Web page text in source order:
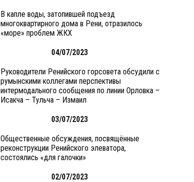
В капле воды, затопившей подъезд
многоквартирного дома в Рени, отразилось
«море» проблем ЖКХ
04/07/2023
Руководители Ренийского горсовета обсудили с
румынскими коллегами перспективы
интермодального сообщения по линии Орловка –
Исакча – Тульча – Измаил
03/07/2023
Общественные обсуждения, посвящённые
реконструкции Ренийского элеватора,
состоялись «для галочки»
02/07/2023